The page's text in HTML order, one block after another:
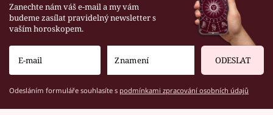
Zanechte nám váš e-mail a my vám
budeme zasílat pravidelný newsletter s
vaším horoskopem.
ODESLAT
Odesláním formuláře souhlasíte s podmínkami zpracování osobních údajů